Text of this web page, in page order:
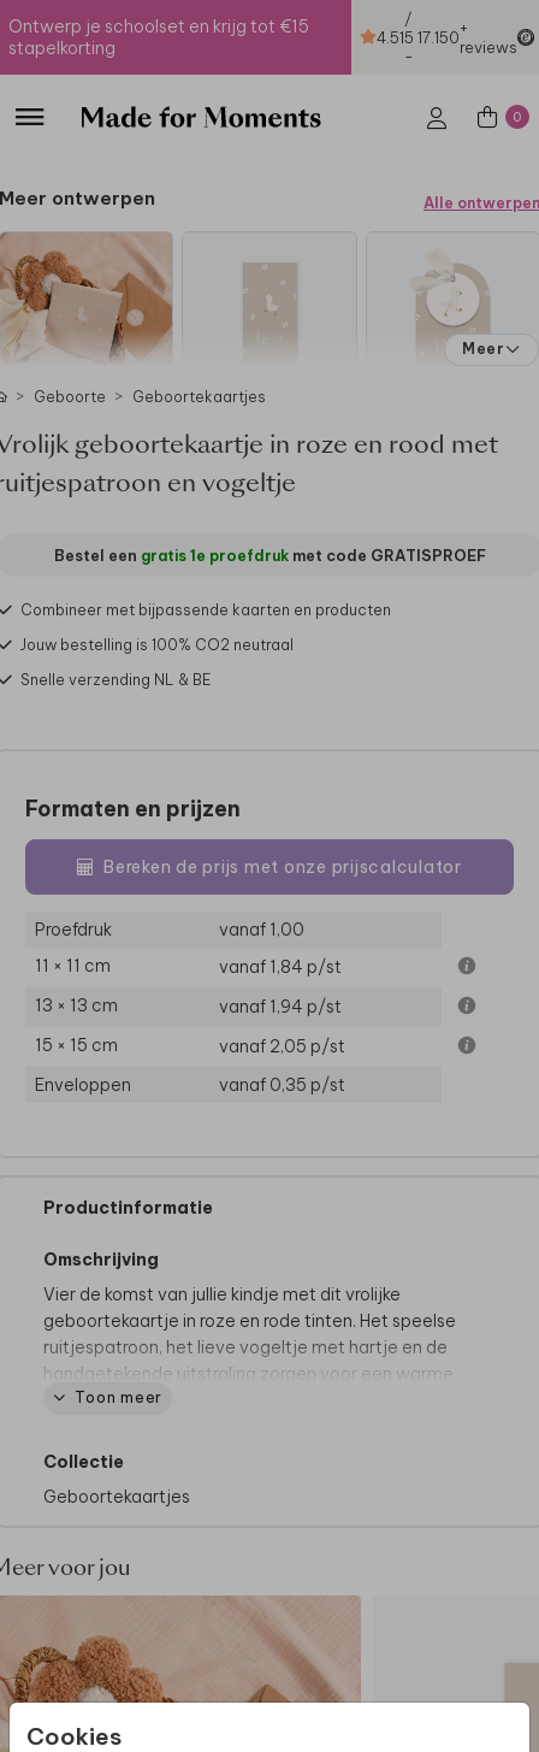
Ontwerp je schoolset en krijg tot €15
stapelkorting
4.51
/
5
-
17.150+
reviews
0
Cookies
Meer ontwerpen Alle ontwerpen
Meer
Geboorte Geboortekaartjes
geboortekaartje in roze en rood met
en vogeltje
Bestel een gratis 1e proefdrukmet code GRATISPROEF
Combineer met bijpassende kaarten en producten
Jouw bestelling is 100% CO2 neutraal
Snelle verzending NL & BE
Formaten en prijzen
Bereken de prijs met onze prijscalculator
Proefdruk
vanaf 1,00
11 × 11 cm
vanaf 1,84 p/st
13 × 13 cm
vanaf 1,94 p/st
15 × 15 cm
vanaf 2,05 p/st
Enveloppen
vanaf 0,35 p/st
Productinformatie
Omschrijving
Vier de komst van jullie kindje met dit vrolijke
geboortekaartje in roze en rode tinten. Het speelse
ruitjespatroon, het lieve vogeltje met hartje en de
handgetekende uitstraling zorgen voor een warme
en unieke aankondiging. Personaliseer het kaartje
teksten in de online editor.
Toon meer
Collectie
Geboortekaartjes
voor jou